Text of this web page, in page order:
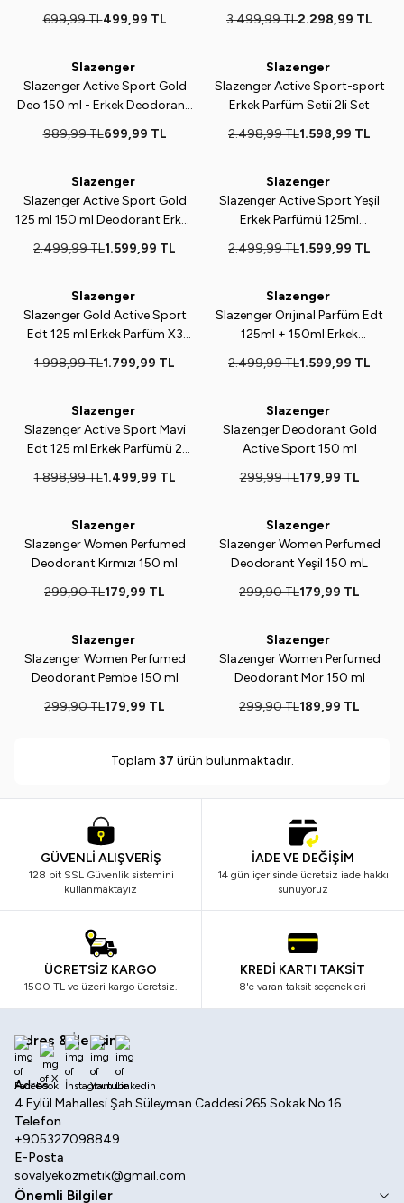
699,99TL499,99 TL
SLAZENGERKARMASET
3.499,99TL2.298,99 TL
Slazenger
Slazenger Active Sport Gold
Deo 150 ml - Erkek Deodorantı
989,99TL699,99 TL
Slazenger
Slazenger Active Sport-sport
Erkek Parfüm Setii 2li Set
2.498,99TL1.598,99 TL
Slazenger
Slazenger Active Sport Gold
125 ml 150 ml Deodorant Erkek
2.499,99TL1.599,99 TL
Slazenger
Slazenger Active Sport Yeşil
Erkek Parfümü 125ml
2.499,99TL1.599,99 TL
Slazenger
Slazenger Gold Active Sport
Edt 125 ml Erkek Parfüm X3
1.998,99TL1.799,99 TL
Slazenger
Slazenger Orıjınal Parfüm Edt
125ml + 150ml Erkek
Erkek Parfüm Seti
2.499,99TL1.599,99 TL
Slazenger
Slazenger Active Sport Mavi
Edt 125 ml Erkek Parfümü 2
1.898,99TL1.499,99 TL
Slazenger
Slazenger Deodorant Gold
Active Sport 150 ml
299,99TL179,99 TL
Slazenger
Slazenger Women Perfumed
Deodorant Kırmızı 150 ml
299,90TL179,99 TL
Slazenger
Slazenger Women Perfumed
Deodorant Yeşil 150 mL
299,90TL179,99 TL
Slazenger
Slazenger Women Perfumed
Deodorant Pembe 150 ml
299,90TL179,99 TL
Slazenger
Slazenger Women Perfumed
Deodorant Mor 150 ml
299,90TL189,99 TL
Toplam 37 ürün bulunmaktadır.
GÜVENLİ ALIŞVERİŞ
128 bit SSL Güvenlik sistemini
kullanmaktayız
İADE VE DEĞİŞİM
14 gün içerisinde ücretsiz iade hakkı
sunuyoruz
ÜCRETSİZ KARGO
1500 TL ve üzeri kargo ücretsiz.
KREDİ KARTI TAKSİT
8'e varan taksit seçenekleri
Adres & İletişim
Adres
4 Eylül Mahallesi Şah Süleyman Caddesi 265 Sokak No 16
Telefon
+905327098849
E-Posta
sovalyekozmetik@gmail.com
Facebook
X İnstagram
Youtube
Önemli Bilgiler